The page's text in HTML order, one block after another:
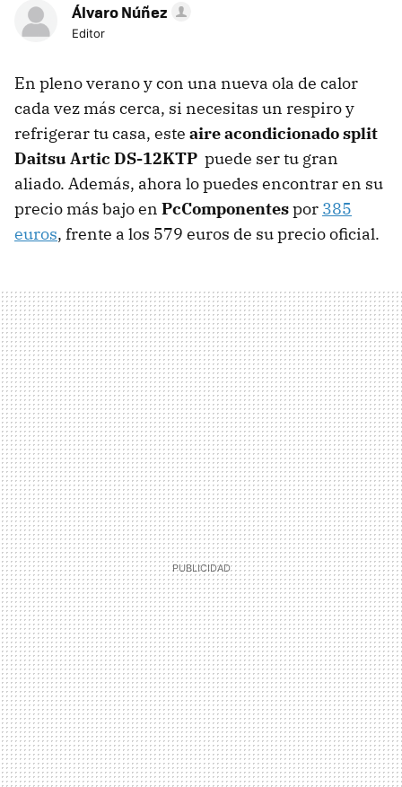
Álvaro Núñez
Editor
En pleno verano y con una nueva ola de calor
cada vez más cerca, si necesitas un respiro y
refrigerar tu casa, este aire acondicionado split
Daitsu Artic DS-12KTP puede ser tu gran
aliado. Además, ahora lo puedes encontrar en su
precio más bajo en PcComponentespor 385
euros, frente a los 579 euros de su precio oficial.